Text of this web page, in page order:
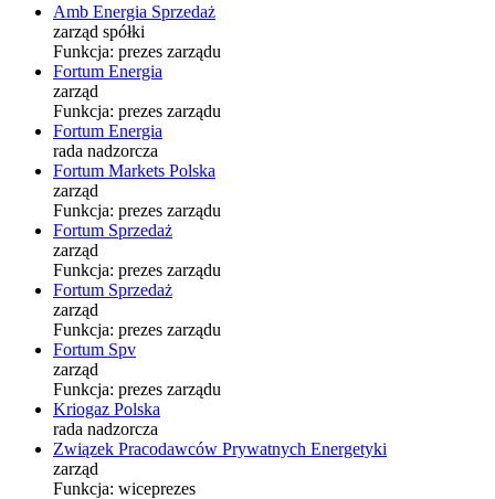
Amb Energia Sprzedaż
zarząd spółki
Funkcja: prezes zarządu
Fortum Energia
zarząd
Funkcja: prezes zarządu
Fortum Energia
rada nadzorcza
Fortum Markets Polska
zarząd
Funkcja: prezes zarządu
Fortum Sprzedaż
zarząd
Funkcja: prezes zarządu
Fortum Sprzedaż
zarząd
Funkcja: prezes zarządu
Fortum Spv
zarząd
Funkcja: prezes zarządu
Kriogaz Polska
rada nadzorcza
Związek Pracodawców Prywatnych Energetyki
zarząd
Funkcja: wiceprezes